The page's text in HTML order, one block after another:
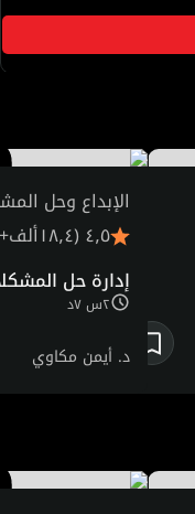
الإبداع وحل
٤٫٥ (١٨٫٤ألف+ تسجيل)
إدارة حل
٢س ٧د
د. أيمن مكاوي